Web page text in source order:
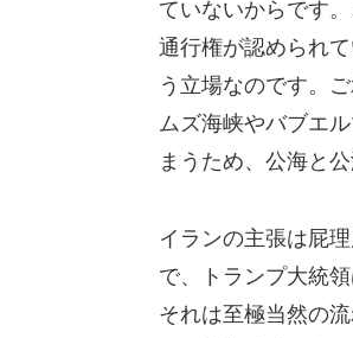
ていないからです
通行権が認められ
う立場なのです。
ムズ海峡やバブエ
まうため、公海と
イランの主張は屁
で、トランプ大統
それは至極当然の